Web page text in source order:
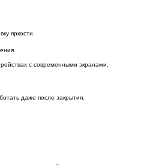
яркости
с современными экранами.
даже после закрытия.